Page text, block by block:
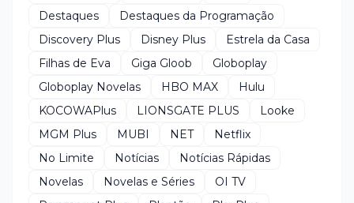
Destaques
Destaques da Programação
Discovery Plus
Disney Plus
Estrela da Casa
Filhas de Eva
Giga Gloob
Globoplay
Globoplay Novelas
HBO MAX
Hulu
KOCOWAPlus
LIONSGATE PLUS
Looke
MGM Plus
MUBI NET
Netflix
No Limite
Notícias
Notícias Rápidas
Novelas
Novelas e Séries
OI TV